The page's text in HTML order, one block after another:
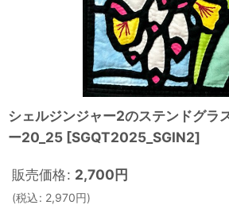
シェルジンジャー2のステンドグラ
ー20_25 [SGQT2025_SGIN2]
販売価格: 2,700円
(税込: 2,970円)